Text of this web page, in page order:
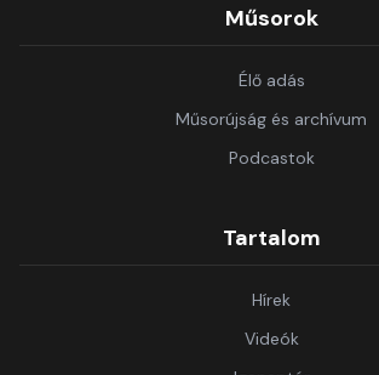
Műsorok
Élő adás
Műsorújság és archívum
Podcastok
Tartalom
Hírek
Videók